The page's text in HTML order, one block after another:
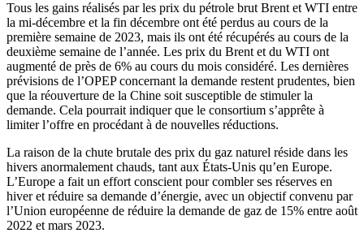
Tous les gains réalisés par les prix du pétrole brut Brent et WTI entre
la mi-décembre et la fin décembre ont été perdus au cours de la
première semaine de 2023, mais ils ont été récupérés au cours de la
deuxième semaine de l’année. Les prix du Brent et du WTI ont
augmenté de près de 6% au cours du mois considéré. Les dernières
prévisions de l’OPEP concernant la demande restent prudentes, bien
que la réouverture de la Chine soit susceptible de stimuler la
demande. Cela pourrait indiquer que le consortium s’apprête à
limiter l’offre en procédant à de nouvelles réductions.
La raison de la chute brutale des prix du gaz naturel réside dans les
hivers anormalement chauds, tant aux États-Unis qu’en Europe.
L’Europe a fait un effort conscient pour combler ses réserves en
hiver et réduire sa demande d’énergie, avec un objectif convenu par
l’Union européenne de réduire la demande de gaz de 15% entre août
2022 et mars 2023.